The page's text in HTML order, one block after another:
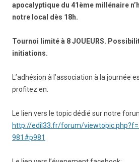
apocalyptique du 41ème millénaire
notre local dès 18h.
Tournoi limité à 8 JOUEURS.
initiations.
L’adhésion à l’association à la journée
profitez en.
Le lien vers le topic dédié sur notre
http://edil33.fr/forum/
981#p981